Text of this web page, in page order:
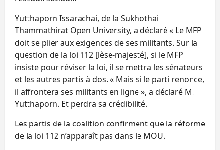
Yutthaporn Issarachai, de la Sukhothai
Thammathirat Open University, a déclaré « Le MFP
doit se plier aux exigences de ses militants. Sur la
question de la loi 112 [lèse-majesté], si le MFP
insiste pour réviser la loi, il se mettra les sénateurs
et les autres partis à dos. « Mais si le parti renonce,
il affrontera ses militants en ligne », a déclaré M.
Yutthaporn. Et perdra sa crédibilité.
Les partis de la coalition confirment que la réforme
de la loi 112 n’apparaît pas dans le MOU.